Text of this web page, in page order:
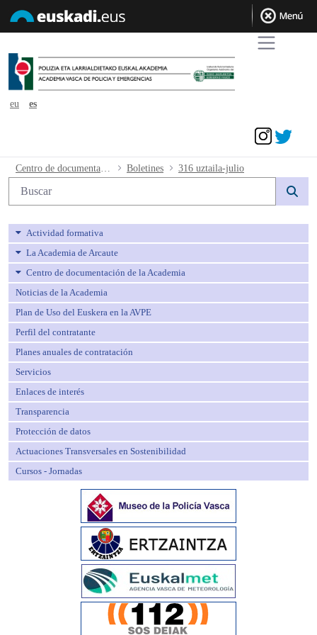
eu
es
316 uztaila-julio - avpe
Boletines 316 uztaila-julio
Búsqueda web
Actividad formativa
La Academia de Arcaute
Centro de documentación de la Academia
Noticias de la Academia
Plan de Uso del Euskera en la AVPE
Perfil del contratante
Planes anuales de contratación
Servicios
Enlaces de interés
Transparencia
Protección de datos
Actuaciones Transversales en Sostenibilidad
Cursos - Jornadas